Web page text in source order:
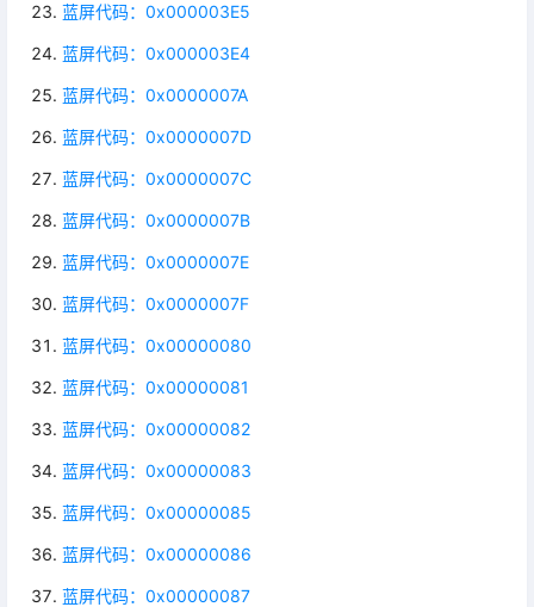
蓝屏代码：0x000003E5
蓝屏代码：0x000003E4
蓝屏代码：0x0000007A
蓝屏代码：0x0000007D
蓝屏代码：0x0000007C
蓝屏代码：0x0000007B
蓝屏代码：0x0000007E
蓝屏代码：0x0000007F
蓝屏代码：0x00000080
蓝屏代码：0x00000081
蓝屏代码：0x00000082
蓝屏代码：0x00000083
蓝屏代码：0x00000085
蓝屏代码：0x00000086
蓝屏代码：0x00000087